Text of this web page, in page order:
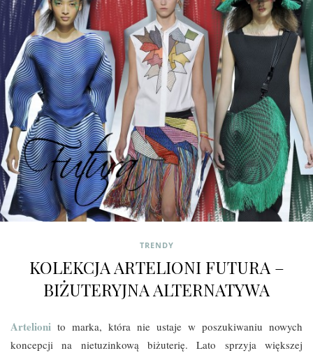
TRENDY
KOLEKCJA ARTELIONI FUTURA –
BIŻUTERYJNA ALTERNATYWA
Artelioni to marka, która nie ustaje w poszukiwaniu nowych
koncepcji na nietuzinkową biżuterię. Lato sprzyja większej